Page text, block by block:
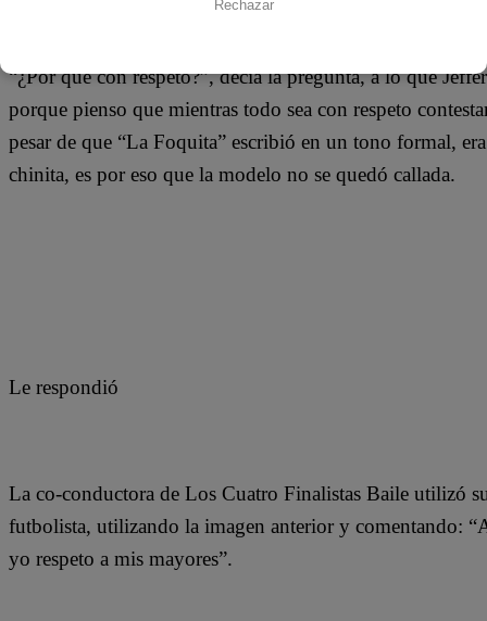
“¿Por qué con respeto?”, decía la pregunta, a lo que
porque pienso que mientras todo sea con respeto
pesar de que “La Foquita” escribió en un tono formal,
chinita, es por eso que la modelo no se quedó callada.
Le respondió
La co-conductora de Los Cuatro Finalistas Baile utilizó
futbolista, utilizando la imagen anterior y comentando:
yo respeto a mis mayores”.
Rechazar